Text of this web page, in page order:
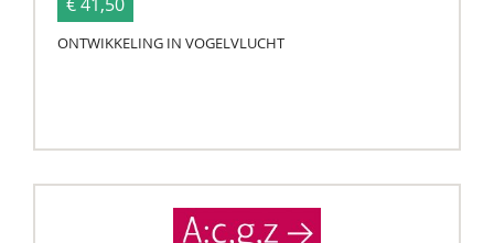
ONTWIKKELING IN VOGELVLUCHT